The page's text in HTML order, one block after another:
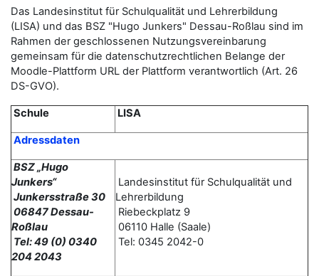
Das Landesinstitut für Schulqualität und Lehrerbildung
(LISA) und das BSZ "Hugo Junkers" Dessau-Roßlau sind im
Rahmen der geschlossenen Nutzungsvereinbarung
gemeinsam für die datenschutzrechtlichen Belange der
Moodle-Plattform URL der Plattform verantwortlich (Art. 26
DS-GVO).
Schule LISA
Adressdaten
BSZ „Hugo
Junkers“
Junkersstraße 30
06847 Dessau-
Roßlau
Tel: 49 (0) 0340
204 2043
Landesinstitut für Schulqualität und
Lehrerbildung
Riebeckplatz 9
06110 Halle (Saale)
Tel: 0345 2042-0